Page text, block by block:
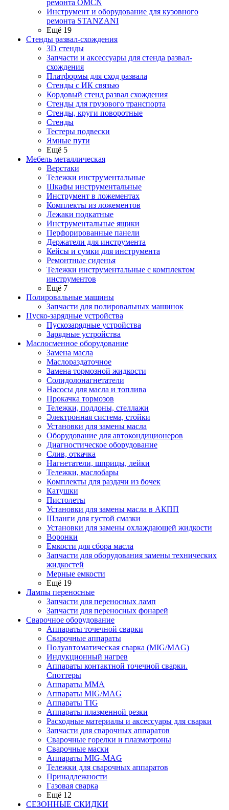
ремонта OMCN
Инструмент и оборудование для кузовного
ремонта STANZANI
Ещё 19
Стенды развал-схождения
3D стенды
Запчасти и аксессуары для стенда развал-
схождения
Платформы для сход развала
Стенды с ИК связью
Кордовый стенд развал схождения
Стенды для грузового транспорта
Стенды, круги поворотные
Стенды
Тестеры подвески
Ямные пути
Ещё 5
Мебель металлическая
Верстаки
Тележки инструментальные
Шкафы инструментальные
Инструмент в ложементах
Комплекты из ложементов
Лежаки подкатные
Инструментальные ящики
Перфорированные панели
Держатели для инструмента
Кейсы и сумки для инструмента
Ремонтные сиденья
Тележки инструментальные с комплектом
инструментов
Ещё 7
Полировальные машины
Запчасти для полировальных машинок
Пуско-зарядные устройства
Пускозарядные устройства
Зарядные устройства
Маслосменное оборудование
Замена масла
Маслораздаточное
Замена тормозной жидкости
Солидолонагнетатели
Насосы для масла и топлива
Прокачка тормозов
Тележки, поддоны, стеллажи
Электронная система, стойки
Установки для замены масла
Оборудование для автокондиционеров
Диагностическое оборудование
Слив, откачка
Нагнетатели, шприцы, лейки
Тележки, маслобары
Комплекты для раздачи из бочек
Катушки
Пистолеты
Установки для замены масла в АКПП
Шланги для густой смазки
Установки для замены охлаждающей жидкости
Воронки
Емкости для сбора масла
Запчасти для оборудования замены технических
жидкостей
Мерные емкости
Ещё 19
Лампы переносные
Запчасти для переносных ламп
Запчасти для переносных фонарей
Сварочное оборудование
Аппараты точечной сварки
Сварочные аппараты
Полуавтоматическая сварка (MIG/MAG)
Индукционный нагрев
Аппараты контактной точечной сварки.
Споттеры
Аппараты MMA
Аппараты MIG/MAG
Аппараты TIG
Аппараты плазменной резки
Расходные материалы и аксессуары для сварки
Запчасти для сварочных аппаратов
Сварочные горелки и плазмотроны
Сварочные маски
Аппараты MIG-MAG
Тележки для сварочных аппаратов
Принадлежности
Газовая сварка
Ещё 12
СЕЗОННЫЕ СКИДКИ